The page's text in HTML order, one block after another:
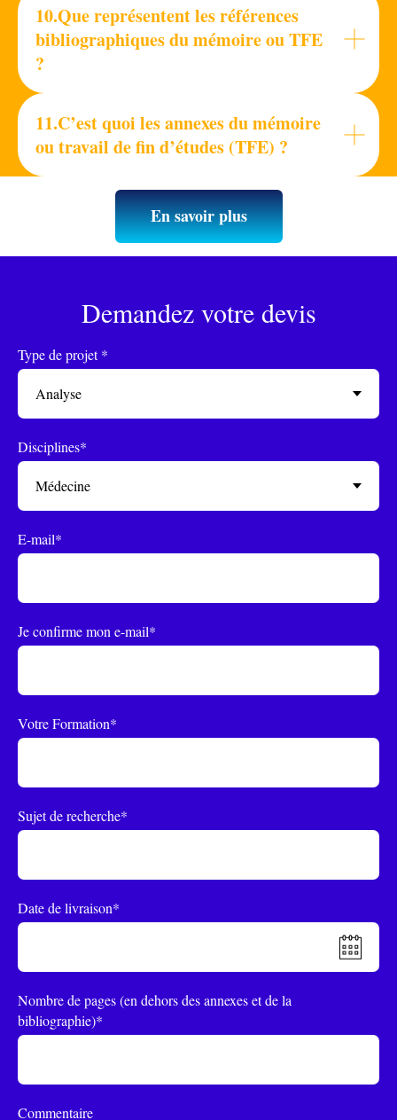
10.Que représentent les références
bibliographiques du mémoire ou TFE
?
11.C’est quoi les annexes du mémoire
ou travail de fin d’études (TFE) ?
En savoir plus
Demandez votre devis
Type de projet *
Disciplines*
E-mail*
Je confirme mon e-mail*
Votre Formation*
Sujet de recherche*
Date de livraison*
Nombre de pages (en dehors des annexes et de la
bibliographie)*
Commentaire